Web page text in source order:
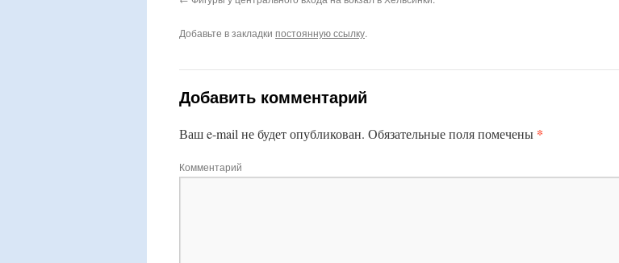
Добавьте в закладки постоянную ссылку.
Добавить комментарий
Ваш e-mail не будет опубликован. Обязательные поля помечены *
Комментарий